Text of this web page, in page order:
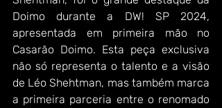
Doimo durante a DW! SP 2024,
apresentada em primeira mão no
Casarão Doimo. Esta peça exclusiva
não só representa o talento e a visão
de Léo Shehtman, mas também marca
a primeira parceria entre o renomado